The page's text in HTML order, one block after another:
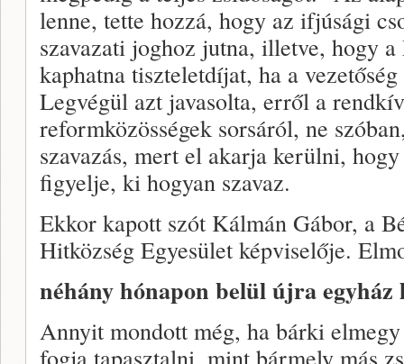
lenne, tette hozzá, hogy az ifjúsági
szavazati joghoz jutna, illetve, hogy
kaphatna tiszteletdíjat, ha a
Legvégül azt javasolta, erről a
reformközösségek sorsáról, ne
szavazás, mert el akarja kerülni,
figyelje, ki hogyan szavaz.
Ekkor kapott szót Kálmán Gábor, a
Hitközség Egyesület képviselője.
néhány hónapon belül újra egyház
Annyit mondott még, ha bárki
fogja tapasztalni, mint bármely más